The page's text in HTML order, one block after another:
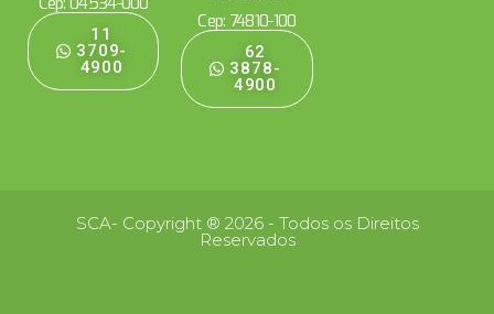
11
3709-
4900
Cep: 74810-100
62
3878-
4900
SCA- Copyright ® 2026 - Todos os Direitos
Reservados